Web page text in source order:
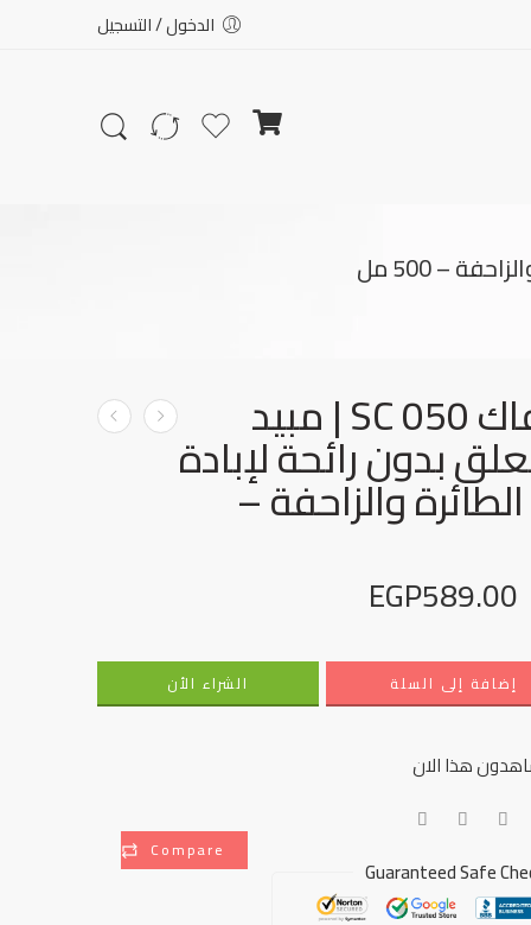
الدخول / التسجيل
نيو سولفاك SC 050 | مبيد
بدون رائحة لإبادة
والزاحفة –
EGP589.00
إضافة إلى السلة الشراء الأن
هذا الان
Compare
Guaranteed Safe